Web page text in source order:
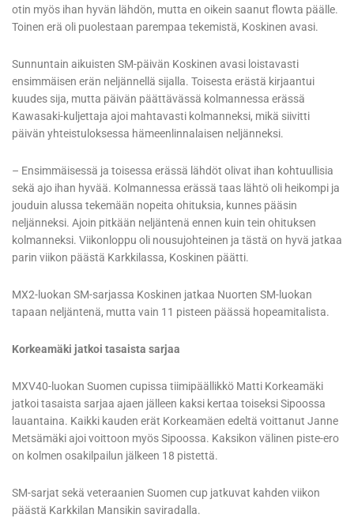
otin myös ihan hyvän lähdön, mutta en oikein saanut flowta päälle.
Toinen erä oli puolestaan parempaa tekemistä, Koskinen avasi.
Sunnuntain aikuisten SM-päivän Koskinen avasi loistavasti
ensimmäisen erän neljännellä sijalla. Toisesta erästä kirjaantui
kuudes sija, mutta päivän päättävässä kolmannessa erässä
Kawasaki-kuljettaja ajoi mahtavasti kolmanneksi, mikä siivitti
päivän yhteistuloksessa hämeenlinnalaisen neljänneksi.
– Ensimmäisessä ja toisessa erässä lähdöt olivat ihan kohtuullisia
sekä ajo ihan hyvää. Kolmannessa erässä taas lähtö oli heikompi ja
jouduin alussa tekemään nopeita ohituksia, kunnes pääsin
neljänneksi. Ajoin pitkään neljäntenä ennen kuin tein ohituksen
kolmanneksi. Viikonloppu oli nousujohteinen ja tästä on hyvä jatkaa
parin viikon päästä Karkkilassa, Koskinen päätti.
MX2-luokan SM-sarjassa Koskinen jatkaa Nuorten SM-luokan
tapaan neljäntenä, mutta vain 11 pisteen päässä hopeamitalista.
Korkeamäki jatkoi tasaista sarjaa
MXV40-luokan Suomen cupissa tiimipäällikkö Matti Korkeamäki
jatkoi tasaista sarjaa ajaen jälleen kaksi kertaa toiseksi Sipoossa
lauantaina. Kaikki kauden erät Korkeamäen edeltä voittanut Janne
Metsämäki ajoi voittoon myös Sipoossa. Kaksikon välinen piste-ero
on kolmen osakilpailun jälkeen 18 pistettä.
SM-sarjat sekä veteraanien Suomen cup jatkuvat kahden viikon
päästä Karkkilan Mansikin saviradalla.